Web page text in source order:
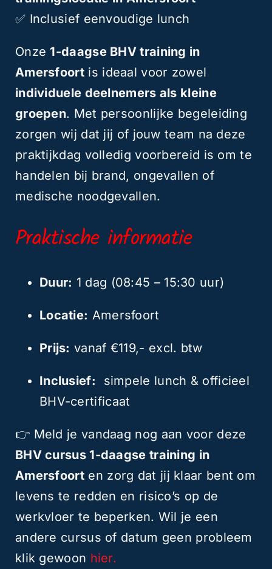
✅ Inclusief eenvoudige lunch
Onze 1-daagse BHV training in
Amersfoort is ideaal voor zowel
individuele deelnemers als kleine
groepen. Met persoonlijke begeleiding
zorgen wij dat jij of jouw team na deze
praktijkdag volledig voorbereid is om te
handelen bij brand, ongevallen of
medische noodgevallen.
Praktische informatie
Duur: 1 dag (08:45 – 15:30 uur)
Locatie: Amersfoort
Prijs: vanaf €119,- excl. btw
Inclusief: simpele lunch & officieel
BHV-certificaat
👉 Meld je vandaag nog aan voor deze
BHV cursus 1-daagse training in
Amersfoort en zorg dat jij klaar bent om
levens te redden en risico’s op de
werkvloer te beperken. Wil je een
andere cursus of datum geen probleem
klik gewoon hier.